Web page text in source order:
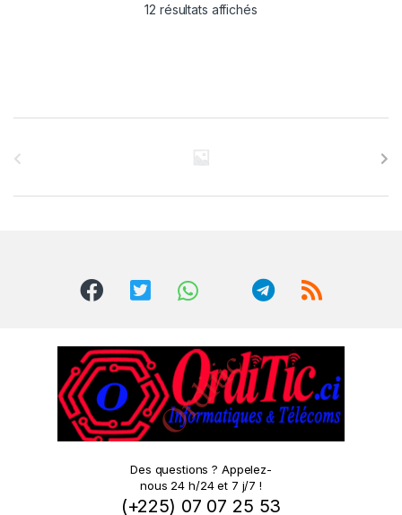
12 résultats affichés
Des questions ? Appelez-
nous 24 h/24 et 7 j/7 !
(+225) 07 07 25 53